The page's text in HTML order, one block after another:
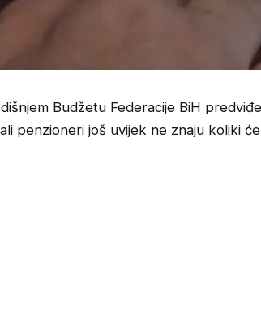
Budžetu Federacije BiH
penzioneri još uvijek ne znaju koliki